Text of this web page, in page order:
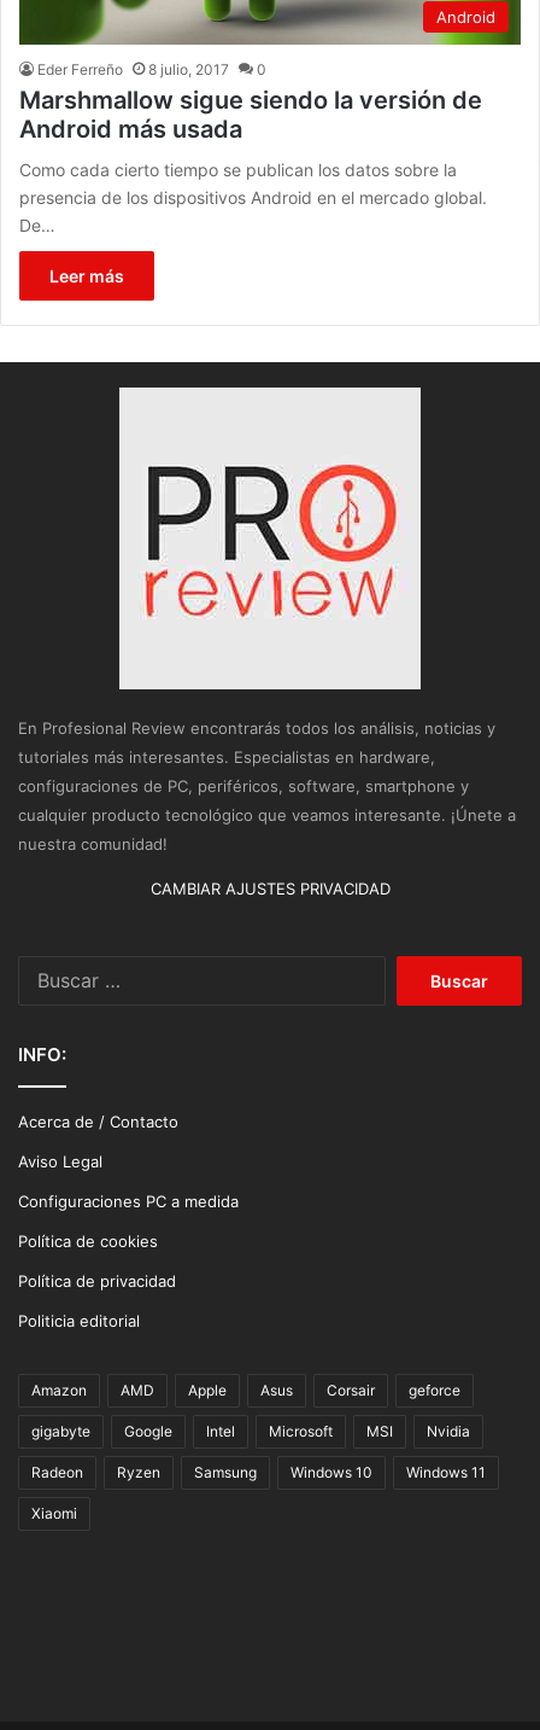
Android
Eder Ferreño 8 julio, 2017 0
Marshmallow sigue siendo la versión de
Android más usada
Como cada cierto tiempo se publican los datos sobre la
presencia de los dispositivos Android en el mercado global.
De…
Leer más
En Profesional Review encontrarás todos los análisis, noticias y
tutoriales más interesantes. Especialistas en hardware,
configuraciones de PC, periféricos, software, smartphone y
cualquier producto tecnológico que veamos interesante. ¡Únete a
nuestra comunidad!
CAMBIAR AJUSTES PRIVACIDAD
INFO:
Acerca de / Contacto
Aviso Legal
Configuraciones PC a medida
Política de cookies
Política de privacidad
Politicia editorial
Amazon AMD Apple Asus Corsair geforce
gigabyte Google Intel Microsoft MSI Nvidia
Radeon Ryzen Samsung Windows 10 Windows 11
Xiaomi